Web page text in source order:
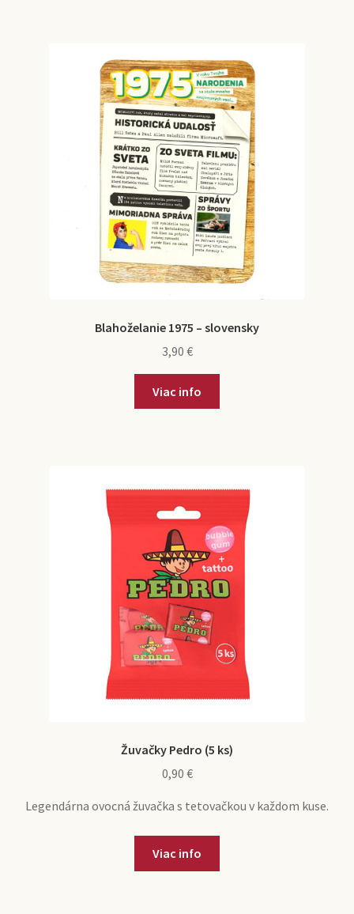
Blahoželanie 1975 – slovensky
3,90 €
Viac info
Žuvačky Pedro (5 ks)
0,90 €
Legendárna ovocná žuvačka s tetovačkou v každom kuse.
Viac info